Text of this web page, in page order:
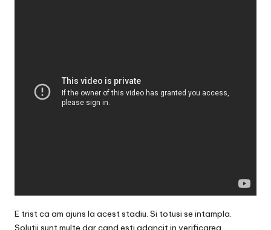
E trist ca am ajuns la acest stadiu. Si totusi se intampla.
Solutii sunt multe dar cand esti adancit in verificarea